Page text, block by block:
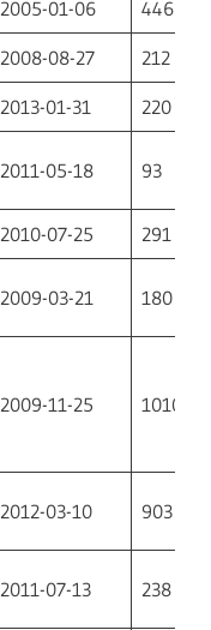
2005-01-06 446
2008-08-27 212
2013-01-31 220
2011-05-18 93
2010-07-25 291
2009-03-21 180
2009-11-25 1010
2012-03-10 903
2011-07-13 238